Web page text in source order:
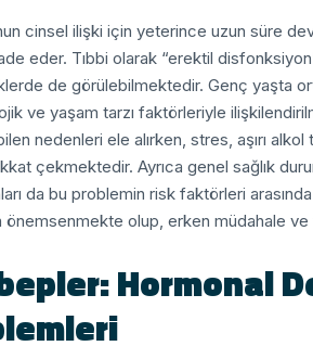
cinsel ilişki için yeterince uzun süre
eder. Tıbbi olarak “erektil
de görülebilmektedir. Genç yaşta
ve yaşam tarzı faktörleriyle
nedenleri ele alırken, stres, aşırı alkol
çekmektedir. Ayrıca genel sağlık
da bu problemin risk faktörleri arasında
olup, erken müdahale
Hormonal